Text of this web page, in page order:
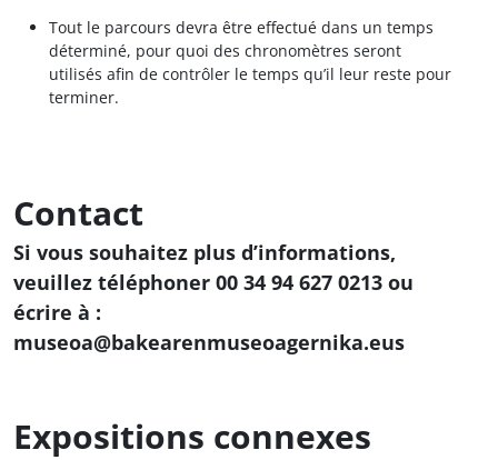
Tout le parcours devra être effectué dans un temps
déterminé, pour quoi des chronomètres seront
utilisés afin de contrôler le temps qu’il leur reste pour
terminer.
Contact
Si vous souhaitez plus d’informations,
veuillez téléphoner 00 34 94 627 0213 ou
écrire à :
museoa@bakearenmuseoagernika.eus
Expositions connexes